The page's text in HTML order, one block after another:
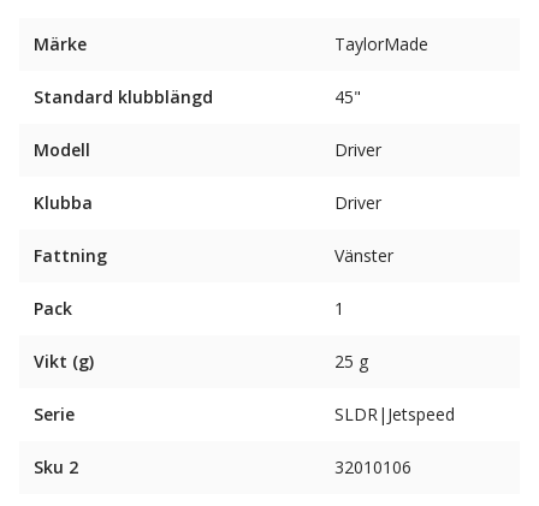
Märke TaylorMade
Standard klubblängd 45"
Modell Driver
Klubba Driver
Fattning Vänster
Pack 1
Vikt (g) 25 g
Serie SLDR|Jetspeed
Sku 2 32010106